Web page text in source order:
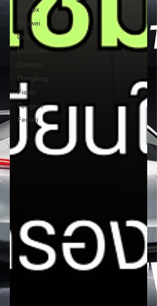
ArcFox
Huawei
Ora
Mitsubishi
Concept
Dongfeng
Fisker
Peugeot
Ferrari